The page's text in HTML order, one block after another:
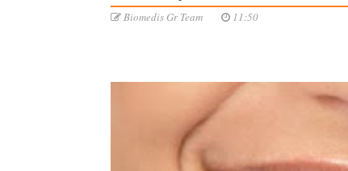
Biomedis Gr Team 11:50